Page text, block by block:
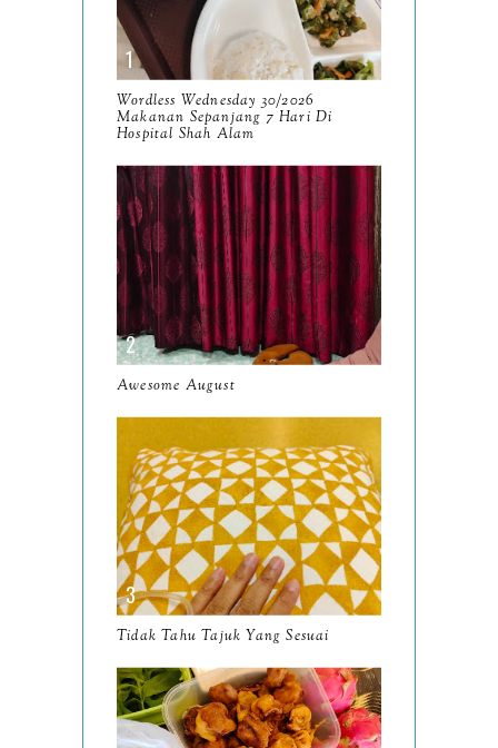
November
October
September
August8
July 14
June
May 9
April 9
March11
February8
2024130
December19
November12
October10
August9
Wordless Wednesday 30/2026
Makanan Sepanjang 7 Hari Di
Hospital Shah Alam
Awesome August
Tidak Tahu Tajuk Yang Sesuai